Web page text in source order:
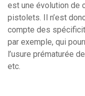
est une évolution de
pistolets. Il n’est
compte des
par exemple, qui
l’usure prématurée
etc.